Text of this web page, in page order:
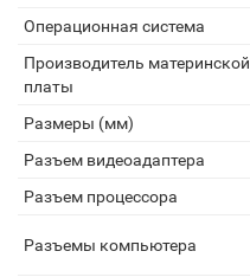
Операционная система
Производитель материнской
платы
Размеры (мм)
Разъем видеоадаптера
Разъем процессора
Разъемы компьютера